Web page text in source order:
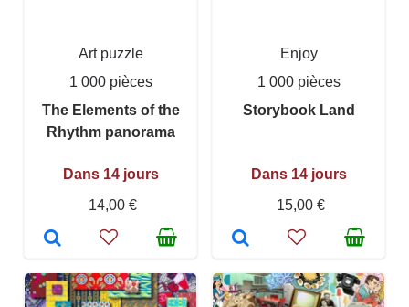
Art puzzle
1 000 pièces
The Elements of the
Rhythm panorama
Dans 14 jours
14,00 €
Enjoy
1 000 pièces
Storybook Land
Dans 14 jours
15,00 €